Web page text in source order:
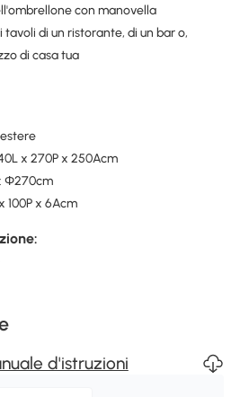
con manovella
tavoli di un ristorante, di un bar o,
di casa tua
x 270P x 250Acm
Φ270cm
100P x 6Acm
d'istruzioni